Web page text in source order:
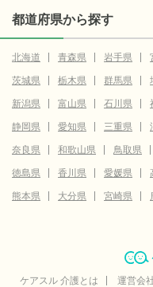
都道府県から探す
北海道 青森県 岩手県
茨城県
栃木県 群馬県
新潟県
富山県 石川県
静岡県
愛知県 三重県
奈良県
和歌山県 鳥取県
徳島県
香川県 愛媛県
熊本県
大分県 宮崎県
ケアスル 介護とは 運営会